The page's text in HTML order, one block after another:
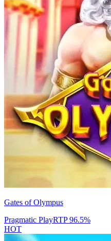
Gates of Olympus
Pragmatic PlayRTP96.5%
HOT